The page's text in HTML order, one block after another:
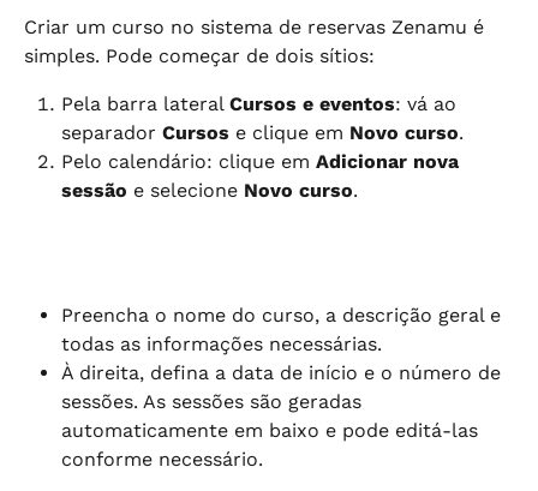
Criar um curso no sistema de reservas Zenamu é
simples. Pode começar de dois sítios:
Pela barra lateral Cursos e eventos: vá ao
separador Cursos e clique em Novo curso.
Pelo calendário: clique em Adicionar nova
sessão e selecione Novo curso.
Preencha o nome do curso, a descrição geral e
todas as informações necessárias.
À direita, defina a data de início e o número de
sessões. As sessões são geradas
automaticamente em baixo e pode editá-las
conforme necessário.